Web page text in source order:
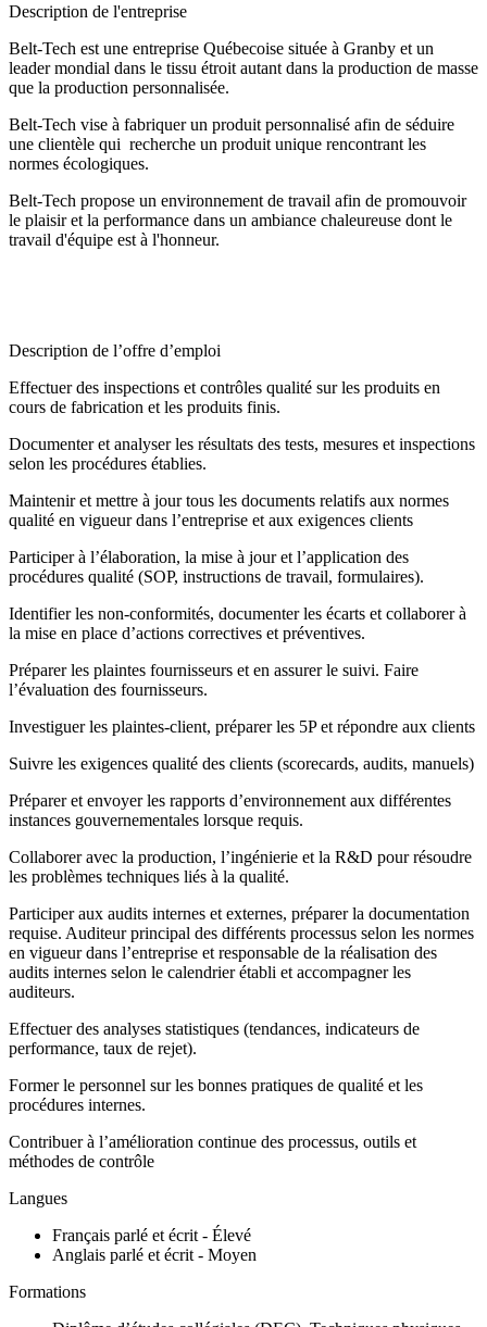
Description de l'entreprise
Belt-Tech est une entreprise Québecoise située à Granby et un
leader mondial dans le tissu étroit autant dans la production de masse
que la production personnalisée.
Belt-Tech vise à fabriquer un produit personnalisé afin de séduire
une clientèle qui recherche un produit unique rencontrant les
normes écologiques.
Belt-Tech propose un environnement de travail afin de promouvoir
le plaisir et la performance dans un ambiance chaleureuse dont le
travail d'équipe est à l'honneur.
Description de l’offre d’emploi
Effectuer des inspections et contrôles qualité sur les produits en
cours de fabrication et les produits finis.
Documenter et analyser les résultats des tests, mesures et inspections
selon les procédures établies.
Maintenir et mettre à jour tous les documents relatifs aux normes
qualité en vigueur dans l’entreprise et aux exigences clients
Participer à l’élaboration, la mise à jour et l’application des
procédures qualité (SOP, instructions de travail, formulaires).
Identifier les non-conformités, documenter les écarts et collaborer à
la mise en place d’actions correctives et préventives.
Préparer les plaintes fournisseurs et en assurer le suivi. Faire
l’évaluation des fournisseurs.
Investiguer les plaintes-client, préparer les 5P et répondre aux clients
Suivre les exigences qualité des clients (scorecards, audits, manuels)
Préparer et envoyer les rapports d’environnement aux différentes
instances gouvernementales lorsque requis.
Collaborer avec la production, l’ingénierie et la R&D pour résoudre
les problèmes techniques liés à la qualité.
Participer aux audits internes et externes, préparer la documentation
requise. Auditeur principal des différents processus selon les normes
en vigueur dans l’entreprise et responsable de la réalisation des
audits internes selon le calendrier établi et accompagner les
auditeurs.
Effectuer des analyses statistiques (tendances, indicateurs de
performance, taux de rejet).
Former le personnel sur les bonnes pratiques de qualité et les
procédures internes.
Contribuer à l’amélioration continue des processus, outils et
méthodes de contrôle
Langues
Français parlé et écrit - Élevé
Anglais parlé et écrit - Moyen
Formations